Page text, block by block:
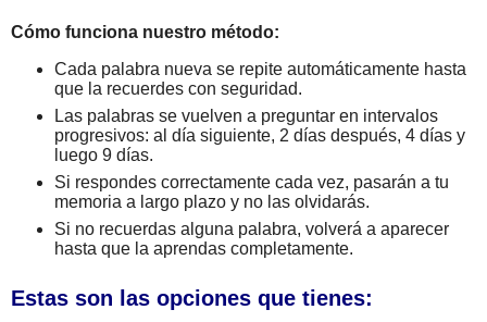
Cómo funciona nuestro método:
Cada palabra nueva se repite automáticamente hasta
que la recuerdes con seguridad.
Las palabras se vuelven a preguntar en intervalos
progresivos: al día siguiente, 2 días después, 4 días y
luego 9 días.
Si respondes correctamente cada vez, pasarán a tu
memoria a largo plazo y no las olvidarás.
Si no recuerdas alguna palabra, volverá a aparecer
hasta que la aprendas completamente.
Estas son las opciones que tienes: